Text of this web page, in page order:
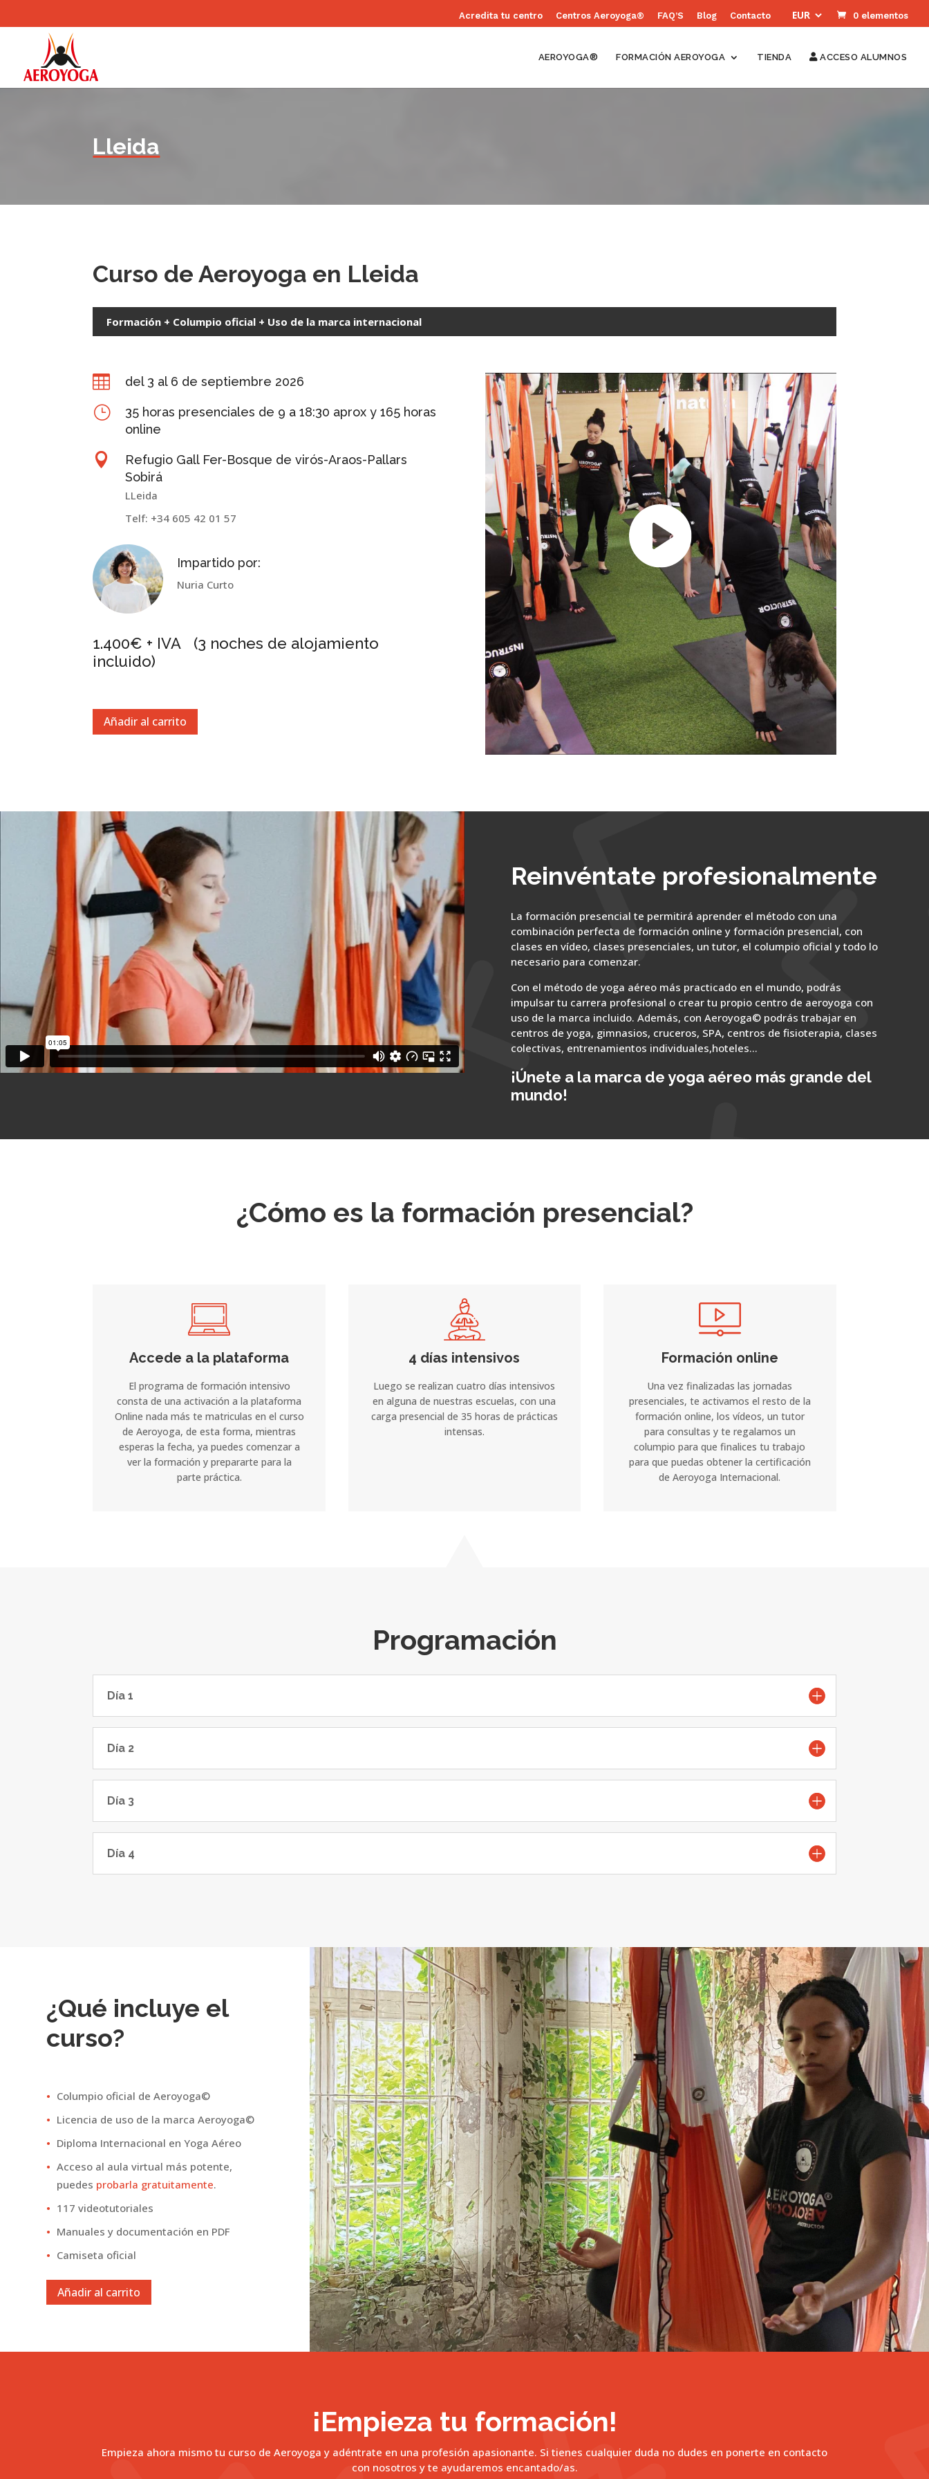
Acredita tu centro Centros Aeroyoga® FAQ’S Blog Contacto 0 elementos
AEROYOGA® FORMACIÓN AEROYOGA TIENDA ACCESO ALUMNOS
Lleida
Curso de Aeroyoga en Lleida
Formación + Columpio oficial + Uso de la marca internacional
 del 3 al 6 de septiembre 2026
}
35 horas presenciales de 9 a 18:30 aprox y 165 horas
online

Refugio Gall Fer-Bosque de virós-Araos-Pallars
Sobirá
LLeida
Telf: +34 605 42 01 57
Impartido por:
Nuria Curto
1.400€ + IVA (3 noches de alojamiento
incluido)
Añadir al carrito
Reinvéntate profesionalmente
La formación presencial te permitirá aprender el método con una
combinación perfecta de formación online y formación presencial, con
clases en vídeo, clases presenciales, un tutor, el columpio oficial y todo lo
necesario para comenzar.
Con el método de yoga aéreo más practicado en el mundo, podrás
impulsar tu carrera profesional o crear tu propio centro de aeroyoga con
uso de la marca incluido. Además, con Aeroyoga© podrás trabajar en
centros de yoga, gimnasios, cruceros, SPA, centros de fisioterapia, clases
colectivas, entrenamientos individuales,hoteles…
¡Únete a la marca de yoga aéreo más grande del
mundo!
Reproductor
Media error: Format(s) not supported or source(s) not found
Descargar archivo: https://vimeo.com/433994581
¿Cómo es la formación presencial?
Accede a la plataforma
El programa de formación intensivo
consta de una activación a la plataforma
Online nada más te matriculas en el curso
de Aeroyoga, de esta forma, mientras
esperas la fecha, ya puedes comenzar a
ver la formación y prepararte para la
parte práctica.
4 días intensivos
Luego se realizan cuatro días intensivos
en alguna de nuestras escuelas, con una
carga presencial de 35 horas de prácticas
intensas.
Formación online
Una vez finalizadas las jornadas
presenciales, te activamos el resto de la
formación online, los vídeos, un tutor
para consultas y te regalamos un
columpio para que finalices tu trabajo
para que puedas obtener la certificación
de Aeroyoga Internacional.
Programación
Día 1
Día 2
Día 3
Día 4
¿Qué incluye el
curso?
Columpio oficial de Aeroyoga©
Licencia de uso de la marca Aeroyoga©
Diploma Internacional en Yoga Aéreo
Acceso al aula virtual más potente,
puedes probarla gratuitamente.
117 videotutoriales
Manuales y documentación en PDF
Camiseta oficial
Añadir al carrito
¡Empieza tu formación!
Empieza ahora mismo tu curso de Aeroyoga y adéntrate en una profesión apasionante. Si tienes cualquier duda no dudes en ponerte en contacto
con nosotros y te ayudaremos encantado/as.